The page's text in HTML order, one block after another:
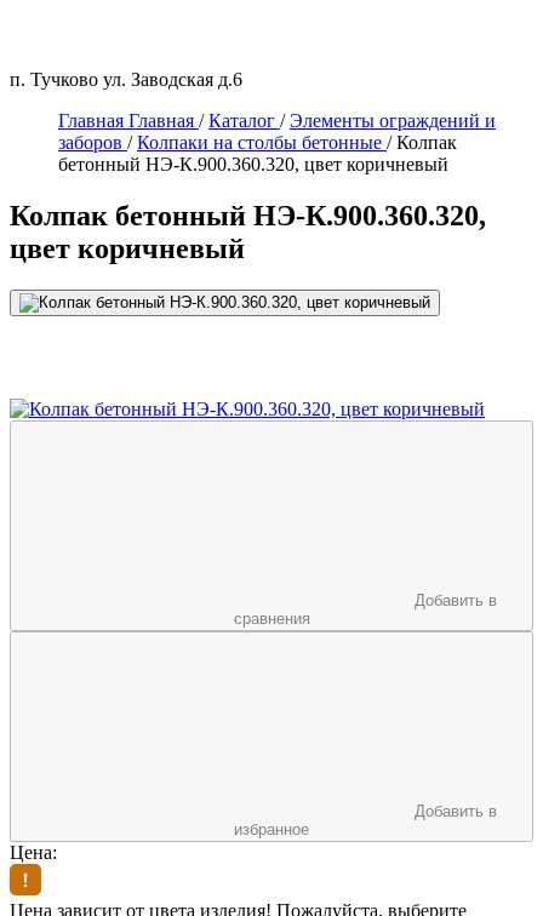
п. Тучково ул. Заводская д.6
Главная Главная / Каталог / Элементы ограждений и
заборов / Колпаки на столбы бетонные / Колпак
бетонный НЭ-К.900.360.320, цвет коричневый
Колпак бетонный НЭ-К.900.360.320,
цвет коричневый
Добавить в
сравнения
Добавить в
избранное
Цена:
Цена зависит от цвета изделия! Пожалуйста, выберите